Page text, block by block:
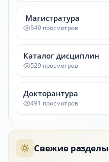
Магистратура
549 просмотров
Каталог дисциплин
529 просмотров
Докторантура
491 просмотров
Свежие разделы